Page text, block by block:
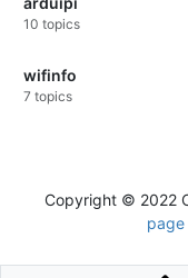
10 topics
wifinfo
7 topics
Copyright © 2022
page